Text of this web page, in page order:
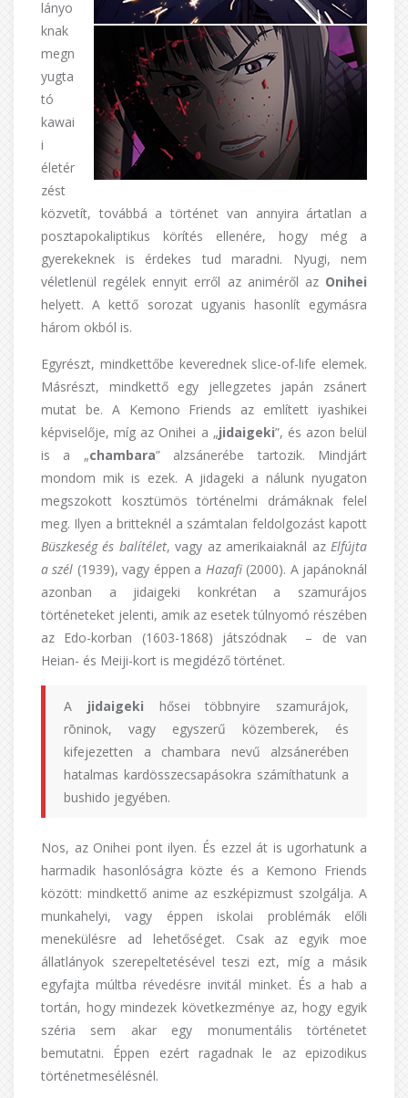
lányo
knak
megn
yugta
tó
kawai
i
életér
zést
közvetít, továbbá a történet van annyira ártatlan a
posztapokaliptikus körítés ellenére, hogy még a
gyerekeknek is érdekes tud maradni. Nyugi, nem
véletlenül regélek ennyit erről az animéről az Onihei
helyett. A kettő sorozat ugyanis hasonlít egymásra
három okból is.
Egyrészt, mindkettőbe keverednek slice-of-life elemek.
Másrészt, mindkettő egy jellegzetes japán zsánert
mutat be. A Kemono Friends az említett iyashikei
képviselője, míg az Onihei a „jidaigeki”, és azon belül
is a „chambara” alzsánerébe tartozik. Mindjárt
mondom mik is ezek. A jidageki a nálunk nyugaton
megszokott kosztümös történelmi drámáknak felel
meg. Ilyen a britteknél a számtalan feldolgozást kapott
Büszkeség és balítélet, vagy az amerikaiaknál az Elfújta
a szél (1939), vagy éppen a Hazafi(2000). A japánoknál
azonban a jidaigeki konkrétan a szamurájos
történeteket jelenti, amik az esetek túlnyomó részében
az Edo-korban (1603-1868) játszódnak – de van
Heian- és Meiji-kort is megidéző történet.
A jidaigeki hősei többnyire szamurájok,
rōninok, vagy egyszerű közemberek, és
kifejezetten a chambara nevű alzsánerében
hatalmas kardösszecsapásokra számíthatunk a
bushido jegyében.
Nos, az Onihei pont ilyen. És ezzel át is ugorhatunk a
harmadik hasonlóságra közte és a Kemono Friends
között: mindkettő anime az eszképizmust szolgálja. A
munkahelyi, vagy éppen iskolai problémák előli
menekülésre ad lehetőséget. Csak az egyik moe
állatlányok szerepeltetésével teszi ezt, míg a másik
egyfajta múltba révedésre invitál minket. És a hab a
tortán, hogy mindezek következménye az, hogy egyik
széria sem akar egy monumentális történetet
bemutatni. Éppen ezért ragadnak le az epizodikus
történetmesélésnél.